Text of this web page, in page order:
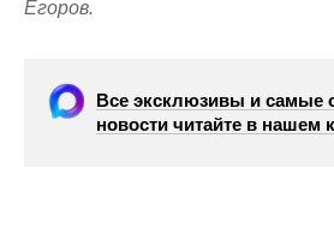
Егоров.
Все эксклюзивы и самые
новости читайте в нашем